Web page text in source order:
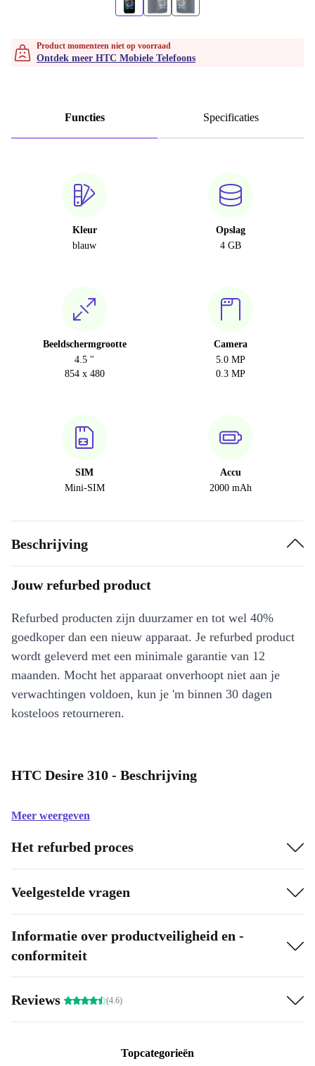
Product momenteen niet op voorraad
Ontdek meer HTC Mobiele Telefoons
Functies Specificaties
Kleur
blauw
Opslag
4 GB
Beeldschermgrootte
4.5 "
854 x 480
Camera
5.0 MP
0.3 MP
SIM
Mini-SIM
Accu
2000 mAh
Beschrijving
Jouw refurbed product
Refurbed producten zijn duurzamer en tot wel 40%
goedkoper dan een nieuw apparaat. Je refurbed product
wordt geleverd met een minimale garantie van 12
maanden. Mocht het apparaat onverhoopt niet aan je
verwachtingen voldoen, kun je 'm binnen 30 dagen
kosteloos retourneren.
HTC Desire 310 - Beschrijving
Meer weergeven
Het refurbed proces
Veelgestelde vragen
Informatie over productveiligheid en -
conformiteit
Reviews (4.6)
Topcategorieën